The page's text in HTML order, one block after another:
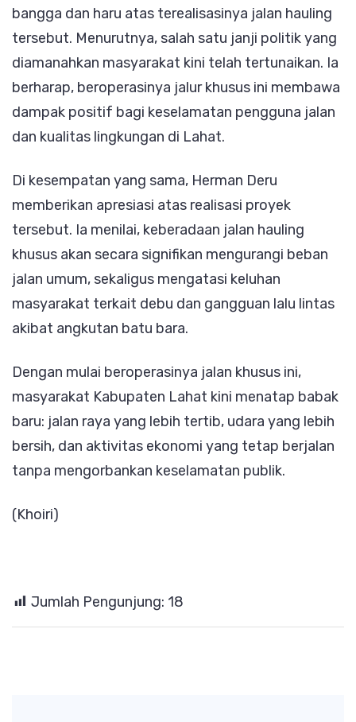
bangga dan haru atas terealisasinya jalan hauling
tersebut. Menurutnya, salah satu janji politik yang
diamanahkan masyarakat kini telah tertunaikan. Ia
berharap, beroperasinya jalur khusus ini membawa
dampak positif bagi keselamatan pengguna jalan
dan kualitas lingkungan di Lahat.
Di kesempatan yang sama, Herman Deru
memberikan apresiasi atas realisasi proyek
tersebut. Ia menilai, keberadaan jalan hauling
khusus akan secara signifikan mengurangi beban
jalan umum, sekaligus mengatasi keluhan
masyarakat terkait debu dan gangguan lalu lintas
akibat angkutan batu bara.
Dengan mulai beroperasinya jalan khusus ini,
masyarakat Kabupaten Lahat kini menatap babak
baru: jalan raya yang lebih tertib, udara yang lebih
bersih, dan aktivitas ekonomi yang tetap berjalan
tanpa mengorbankan keselamatan publik.
(Khoiri)
Jumlah Pengunjung: 18